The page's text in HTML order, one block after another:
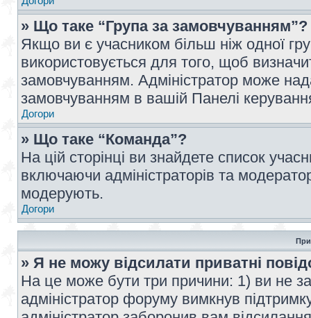
» Що таке “Група за замовчуванням”?
Якщо ви є учасником більш ніж одної
використовується для того, щоб
замовчуванням. Адміністратор може
замовчуванням в вашій Панелі
Догори
» Що таке “Команда”?
На цій сторінці ви знайдете список
включаючи адміністраторів та
модерують.
Догори
» Я не можу відсилати приватні
На це може бути три причини: 1) ви не
адміністратор форуму вимкнув